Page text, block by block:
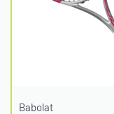
Babolat